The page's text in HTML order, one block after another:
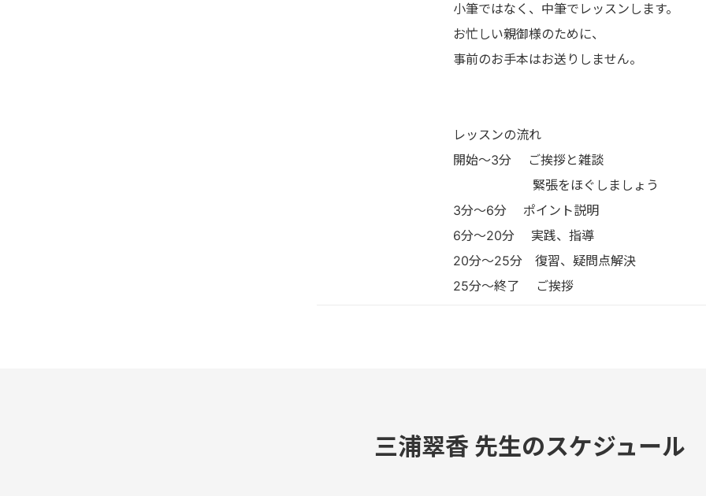
小筆ではなく、中筆でレッスンします。
お忙しい親御様のために、
事前のお手本はお送りしません。
レッスンの流れ
開始〜3分 ご挨拶と雑談
緊張をほぐしましょう
3分〜6分 ポイント説明
6分〜20分 実践、指導
20分〜25分 復習、疑問点解決
25分〜終了 ご挨拶
三浦翠香 先生のスケジュール